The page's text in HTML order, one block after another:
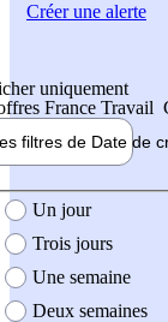
uniquement
France Travail
filtres de Date de
création de l'offre
Un jour
Trois jours
Une semaine
Deux semaines
Créer une alerte